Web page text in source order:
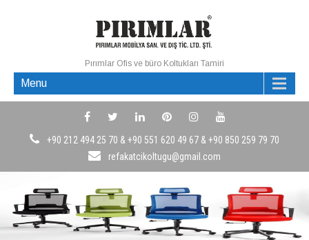
Pırımlar Ofis ve büro Koltukları Tamiri
Menu
+90 212 494 25 70 & +90 551 620 49 67 & +90 850 259 79 70
refakatcikoltugu@gmail.com